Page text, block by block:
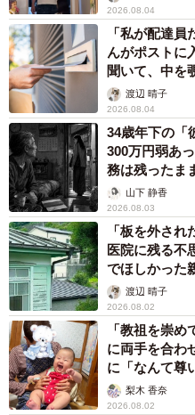
2026.08.04
「私が配達
んがポスト
聞いて、中
ですね」
渡辺 晴子
2026.08.04
34歳年下の「
300万円弱あ
務は残ったま
山下 静香
2026.08.03
「板を外さ
医院に残る
でほしかった
渡辺 晴子
2026.08.02
「教祖を崇
に両手を合わ
に「なんて尊
梨木 香奈
2026.08.02